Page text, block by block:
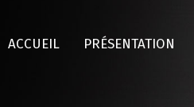
ACCUEIL PRÉSENTATION